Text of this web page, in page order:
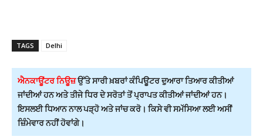
TAGS Delhi
ਐਨਕਾਊਂਟਰ ਨਿਊਜ਼ਉੱਤੇ ਸਾਰੀ ਖ਼ਬਰਾਂ ਕੰਪਿਊਟਰ ਦੁਆਰਾ ਤਿਆਰ ਕੀਤੀਆਂ
ਜਾਂਦੀਆਂ ਹਨ ਅਤੇ ਤੀਜੇ ਧਿਰ ਦੇ ਸਰੋਤਾਂ ਤੋਂ ਪ੍ਰਾਪਤ ਕੀਤੀਆਂ ਜਾਂਦੀਆਂ ਹਨ।
ਇਸਲਈ ਧਿਆਨ ਨਾਲ ਪੜ੍ਹੋ ਅਤੇ ਜਾਂਚ ਕਰੋ। ਕਿਸੇ ਵੀ ਸਮੱਸਿਆ ਲਈ ਅਸੀਂ
ਜ਼ਿੰਮੇਵਾਰ ਨਹੀਂ ਹੋਵਾਂਗੇ।